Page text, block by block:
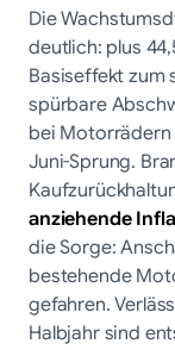
Die
deutlich: plus
Basiseffekt zum
spürbare
bei
Juni-Sprung.
anziehende
die Sorge:
bestehende
gefahren.
Halbjahr sind